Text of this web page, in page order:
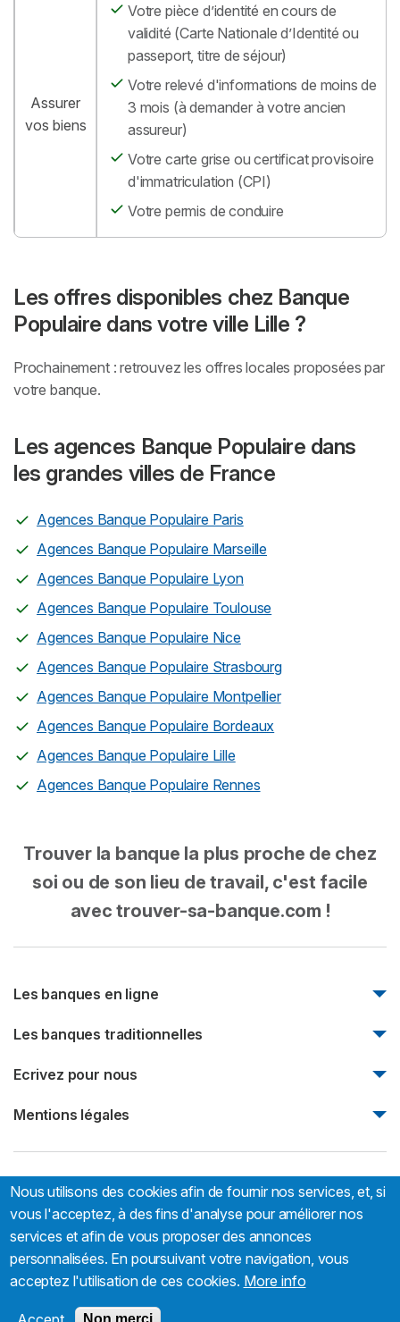
Assurer
vos biens
Votre pièce d’identité en cours de
validité (Carte Nationale d’Identité ou
passeport, titre de séjour)
Votre relevé d'informations de moins de
3 mois (à demander à votre ancien
assureur)
Votre carte grise ou certificat provisoire
d'immatriculation (CPI)
Votre permis de conduire
Les offres disponibles chez Banque
Populaire dans votre ville Lille ?
Prochainement : retrouvez les offres locales proposées par
votre banque.
Les agences Banque Populaire dans
les grandes villes de France
Agences Banque Populaire Paris
Agences Banque Populaire Marseille
Agences Banque Populaire Lyon
Agences Banque Populaire Toulouse
Agences Banque Populaire Nice
Agences Banque Populaire Strasbourg
Agences Banque Populaire Montpellier
Agences Banque Populaire Bordeaux
Agences Banque Populaire Lille
Agences Banque Populaire Rennes
Trouver la banque la plus proche de chez
soi ou de son lieu de travail, c'est facile
avec trouver-sa-banque.com !
Les banques en ligne
Monabanq
Fortuneo
Les banques traditionnelles
Natixis
Société marseillaise de crédit
Ecrivez pour nous
Ecrivez pour nous
Mentions légales
Trouver-sa-banque.com:66 rue Sébastien Mercier, 75015
Paris, France
Nous utilisons des cookies afin de fournir nos services, et, si
vous l'acceptez, à des fins d'analyse pour améliorer nos
services et afin de vous proposer des annonces
personnalisées. En poursuivant votre navigation, vous
acceptez l'utilisation de ces cookies. More info
Non merci